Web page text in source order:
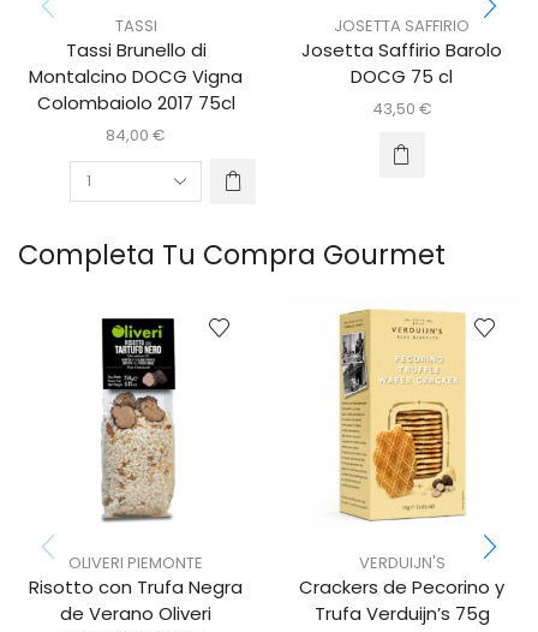
TASSI
Tassi Brunello di
Montalcino DOCG Vigna
Colombaiolo 2017 75cl
84,00€
JOSETTA SAFFIRIO
Josetta Saffirio Barolo
DOCG 75 cl
43,50 €
Completa Tu Compra Gourmet
OLIVERI PIEMONTE
Risotto con Trufa Negra
de Verano Oliveri
VERDUIJN'S
Crackers de Pecorino y
Trufa Verduijn’s 75g